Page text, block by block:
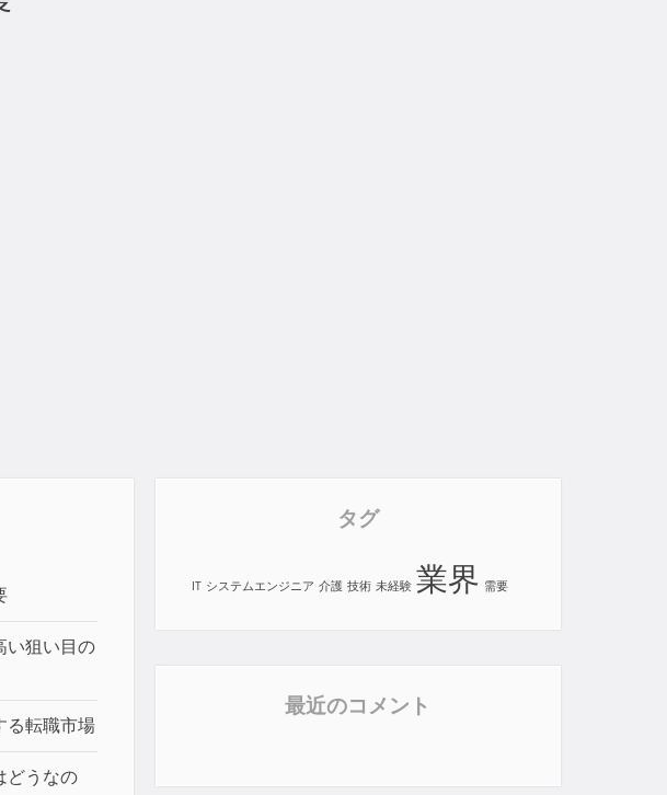
い狙い目の
る転職市場
どうなの
タグ
IT システムエンジニア 介護 技術 未経験 業界 需要
最近のコメント